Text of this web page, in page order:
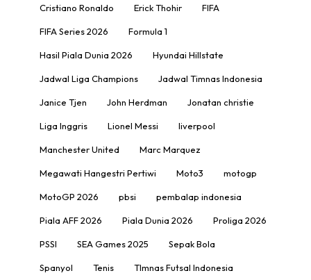
Cristiano Ronaldo Erick Thohir FIFA
FIFA Series 2026 Formula 1
Hasil Piala Dunia 2026 Hyundai Hillstate
Jadwal Liga Champions Jadwal Timnas Indonesia
Janice Tjen John Herdman Jonatan christie
Liga Inggris Lionel Messi liverpool
Manchester United Marc Marquez
Megawati Hangestri Pertiwi Moto3 motogp
MotoGP 2026 pbsi pembalap indonesia
Piala AFF 2026 Piala Dunia 2026 Proliga 2026
PSSI SEA Games 2025 Sepak Bola
Spanyol Tenis TImnas Futsal Indonesia